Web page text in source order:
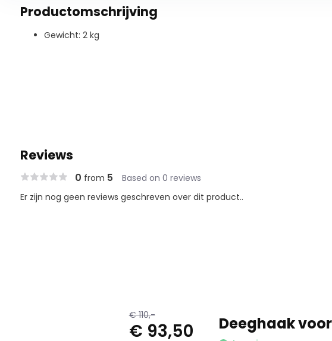
Productomschrijving
Gewicht: 2 kg
Reviews
0 from 5 Based on 0 reviews
Er zijn nog geen reviews geschreven over dit product..
€ 110,-
€ 93,50 Deeghaak voor